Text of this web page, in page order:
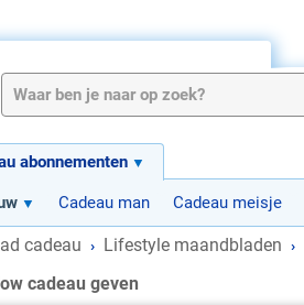
abonnementen
Cadeau man Cadeau meisje
cadeau › Lifestyle maandbladen ›
cadeau geven